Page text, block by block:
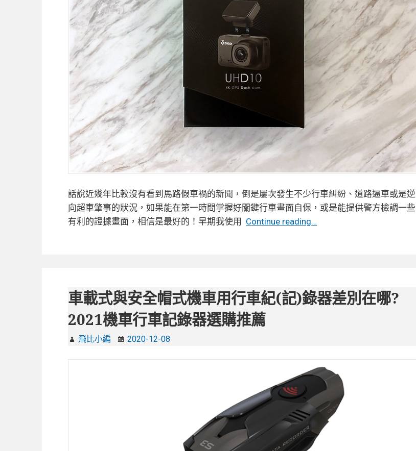
HR7
綜
合
評
比
話說近幾年比較沒有看到馬路假車禍的新聞，倒是屢次發生不少行車糾紛、道路逼車或是逆
向超車肇事的狀況，如果能在第一時間掌握好關鍵行車畫面自保，或是能提供警方檢調一些
有利的證據畫面，相信是最好的！早期我使用 Continue reading…
行
車
關
鍵
據，
日
夜
都
車載式與安全帽式機車用行車紀(記)錄器差別在哪?
2021機車行車記錄器選購推薦
飛比小編 2020-12-08